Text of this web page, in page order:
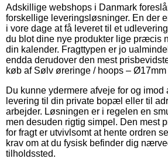
Adskillige webshops i Danmark
forskellige leveringsløsninger. En der
i vore dage at få leveret til et
du blot dine nye produkter lige præcis
din kalender. Fragttypen er jo
endda derudover den mest
køb af Sølv øreringe / hoops –
Du kunne ydermere afveje for og imod
levering til din private bopæl eller til
arbejder. Løsningen er i regelen en
men desuden rigtig simpel. Den mest
for fragt er utvivlsomt at hente ordren
krav om at du fysisk befinder dig
tilholdssted.